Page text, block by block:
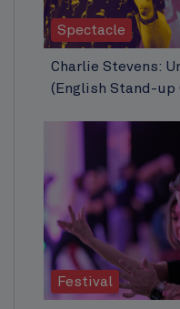
Spectacle
Charlie Stevens:
(English Stand-up
Festival